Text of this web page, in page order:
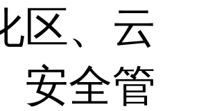
区、云
安全管